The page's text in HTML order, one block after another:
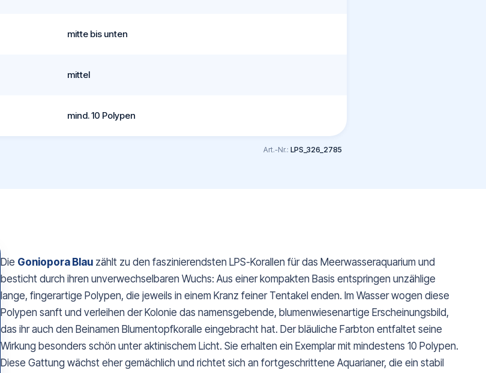
mitte bis unten
mittel
mind. 10 Polypen
Art.-Nr.: LPS_326_2785
Die Goniopora Blau zählt zu den faszinierendsten LPS-Korallen für das Meerwasseraquarium und
besticht durch ihren unverwechselbaren Wuchs: Aus einer kompakten Basis entspringen unzählige
lange, fingerartige Polypen, die jeweils in einem Kranz feiner Tentakel enden. Im Wasser wogen diese
Polypen sanft und verleihen der Kolonie das namensgebende, blumenwiesenartige Erscheinungsbild,
das ihr auch den Beinamen Blumentopfkoralle eingebracht hat. Der bläuliche Farbton entfaltet seine
Wirkung besonders schön unter aktinischem Licht. Sie erhalten ein Exemplar mit mindestens 10 Polypen.
Diese Gattung wächst eher gemächlich und richtet sich an fortgeschrittene Aquarianer, die ein stabil